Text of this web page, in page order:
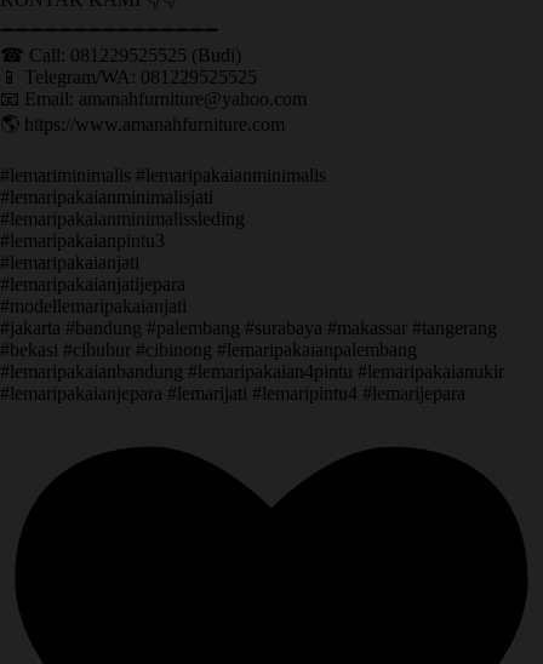
➖➖➖➖➖➖➖➖➖➖➖➖➖➖➖ ㅤ
☎ Call: 081229525525 (Budi)
📱 Telegram/WA: 081229525525
📧 Email: amanahfurniture@yahoo.com
🌎 https://www.amanahfurniture.com
#lemariminimalis #lemaripakaianminimalis
#lemaripakaianminimalisjati
#lemaripakaianminimalissleding
#lemaripakaianpintu3
#lemaripakaianjati
#lemaripakaianjatijepara
#modellemaripakaianjati
#jakarta #bandung #palembang #surabaya #makassar #tangerang
#bekasi #cibubur #cibinong #lemaripakaianpalembang
#lemaripakaianbandung #lemaripakaian4pintu #lemaripakaianukir
#lemaripakaianjepara #lemarijati #lemaripintu4 #lemarijepara